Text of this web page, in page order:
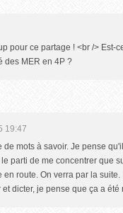
pour ce partage ! <br /> Est-
des MER en 4P ?
19:47
de mots à savoir. Je pense
parti de me concentrer que
route. On verra par la
dicter, je pense que ça a été